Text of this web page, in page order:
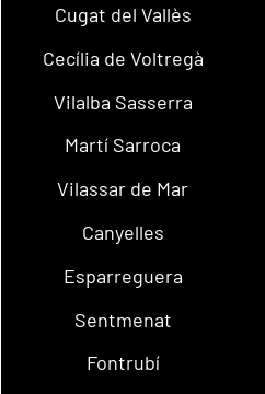
Cugat del Vallès
Cecília de Voltregà
Vilalba Sasserra
Martí Sarroca
Vilassar de Mar
Canyelles
Esparreguera
Sentmenat
Fontrubí